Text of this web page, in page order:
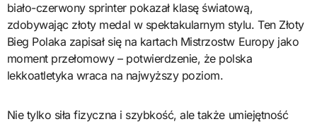
biało-czerwony sprinter pokazał klasę światową,
zdobywając złoty medal w spektakularnym stylu. Ten Złoty
Bieg Polaka zapisał się na kartach Mistrzostw Europy jako
moment przełomowy – potwierdzenie, że polska
lekkoatletyka wraca na najwyższy poziom.
Nie tylko siła fizyczna i szybkość, ale także umiejętność